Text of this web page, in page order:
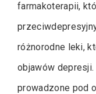
farmakoterapii,
różnorodne leki,
objawów depresji.
prowadzone pod